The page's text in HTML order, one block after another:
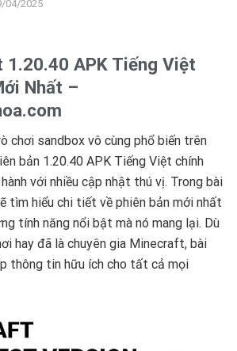
04/2025
APK Tiếng Việt
Nhất –
chơi sandbox vô cùng phổ biến trên
bản 1.20.40 APK Tiếng Việt chính
với nhiều cập nhật thú vị. Trong bài
tìm hiểu chi tiết về phiên bản mới nhất
tính năng nổi bật mà nó mang lại. Dù
hay đã là chuyên gia Minecraft, bài
thông tin hữu ích cho tất cả mọi